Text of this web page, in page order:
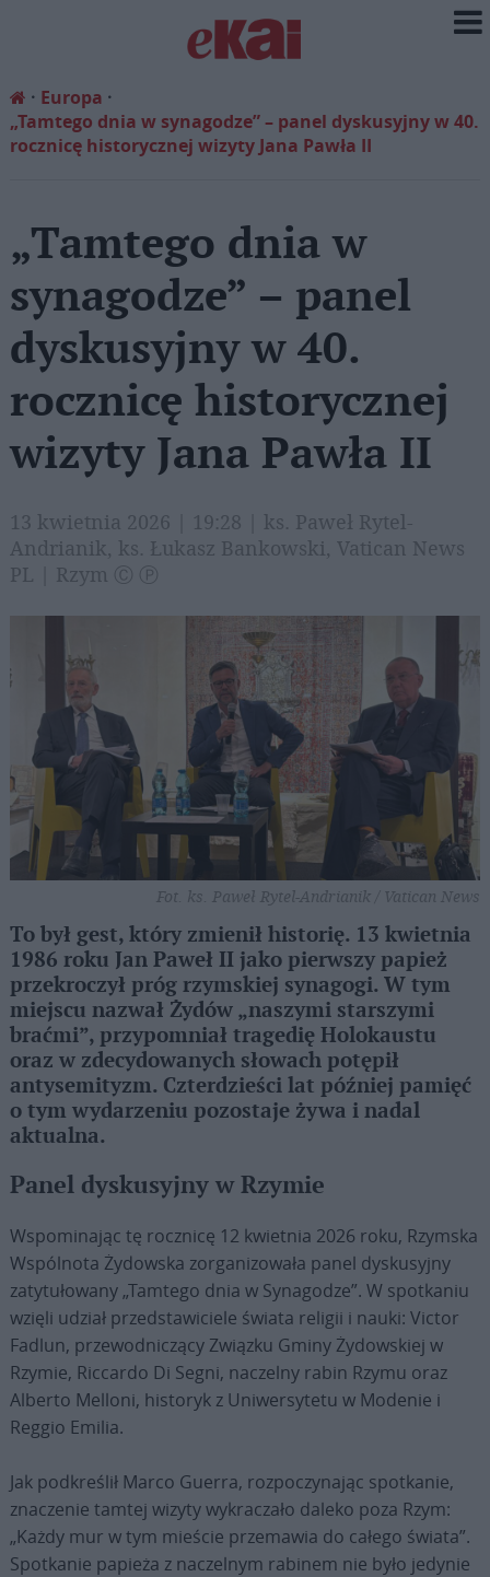
Europa
„Tamtego dnia w synagodze” – panel dyskusyjny w 40.
rocznicę historycznej wizyty Jana Pawła II
„Tamtego dnia w
synagodze” – panel
dyskusyjny w 40.
rocznicę historycznej
wizyty Jana Pawła II
13 kwietnia 2026 | 19:28 | ks. Paweł Rytel-
Andrianik, ks. Łukasz Bankowski, Vatican News
PL | Rzym Ⓒ Ⓟ
Fot. ks. Paweł Rytel-Andrianik / Vatican News
To był gest, który zmienił historię. 13 kwietnia
1986 roku Jan Paweł II jako pierwszy papież
przekroczył próg rzymskiej synagogi. W tym
miejscu nazwał Żydów „naszymi starszymi
braćmi”, przypomniał tragedię Holokaustu
oraz w zdecydowanych słowach potępił
antysemityzm. Czterdzieści lat później pamięć
o tym wydarzeniu pozostaje żywa i nadal
aktualna.
Panel dyskusyjny w Rzymie
Wspominając tę rocznicę 12 kwietnia 2026 roku, Rzymska
Wspólnota Żydowska zorganizowała panel dyskusyjny
zatytułowany „Tamtego dnia w Synagodze”. W spotkaniu
wzięli udział przedstawiciele świata religii i nauki: Victor
Fadlun, przewodniczący Związku Gminy Żydowskiej w
Rzymie, Riccardo Di Segni, naczelny rabin Rzymu oraz
Alberto Melloni, historyk z Uniwersytetu w Modenie i
Reggio Emilia.
Jak podkreślił Marco Guerra, rozpoczynając spotkanie,
znaczenie tamtej wizyty wykraczało daleko poza Rzym:
„Każdy mur w tym mieście przemawia do całego świata”.
Spotkanie papieża z naczelnym rabinem nie było jedynie